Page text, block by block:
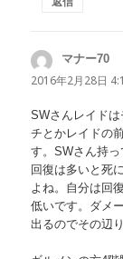
マナー70
り:
2016年2月28日
SWさんレイド
チとかレイドの
す。SWさん持
回復は多いと死
よね。自分は回
低いです。ダメ
出るのでその辺